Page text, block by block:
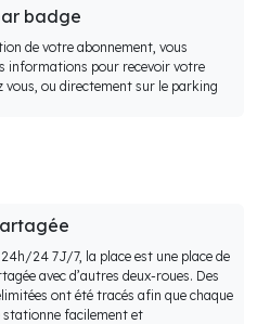
badge
de votre abonnement, vous
informations pour recevoir votre
vous, ou directement sur le parking
24h/24 7J/7, la place est une place de
avec d’autres deux-roues. Des
ont été tracés afin que chaque
stationne facilement et